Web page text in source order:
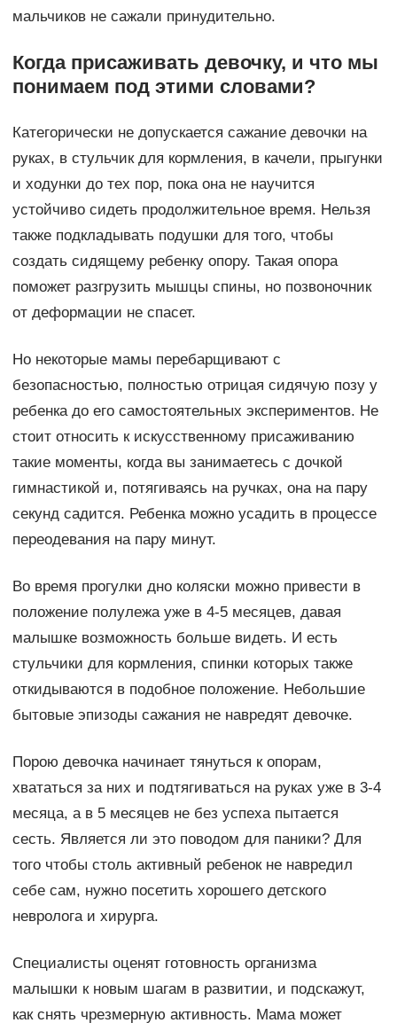
мальчиков не сажали принудительно.
Когда присаживать девочку, и что мы
понимаем под этими словами?
Категорически не допускается сажание девочки на
руках, в стульчик для кормления, в качели, прыгунки
и ходунки до тех пор, пока она не научится
устойчиво сидеть продолжительное время. Нельзя
также подкладывать подушки для того, чтобы
создать сидящему ребенку опору. Такая опора
поможет разгрузить мышцы спины, но позвоночник
от деформации не спасет.
Но некоторые мамы перебарщивают с
безопасностью, полностью отрицая сидячую позу у
ребенка до его самостоятельных экспериментов. Не
стоит относить к искусственному присаживанию
такие моменты, когда вы занимаетесь с дочкой
гимнастикой и, потягиваясь на ручках, она на пару
секунд садится. Ребенка можно усадить в процессе
переодевания на пару минут.
Во время прогулки дно коляски можно привести в
положение полулежа уже в 4-5 месяцев, давая
малышке возможность больше видеть. И есть
стульчики для кормления, спинки которых также
откидываются в подобное положение. Небольшие
бытовые эпизоды сажания не навредят девочке.
Порою девочка начинает тянуться к опорам,
хвататься за них и подтягиваться на руках уже в 3-4
месяца, а в 5 месяцев не без успеха пытается
сесть. Является ли это поводом для паники? Для
того чтобы столь активный ребенок не навредил
себе сам, нужно посетить хорошего детского
невролога и хирурга.
Специалисты оценят готовность организма
малышки к новым шагам в развитии, и подскажут,
как снять чрезмерную активность. Мама может